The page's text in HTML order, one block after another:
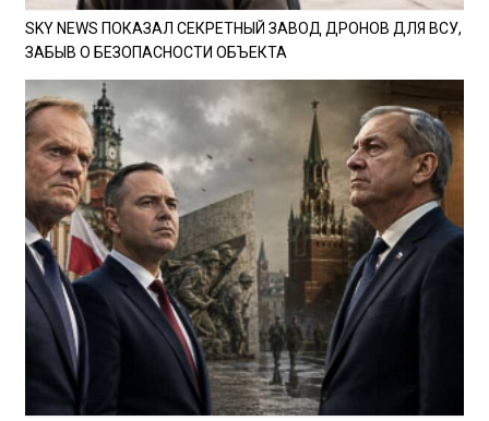
SKY NEWS ПОКАЗАЛ СЕКРЕТНЫЙ ЗАВОД ДРОНОВ ДЛЯ ВСУ,
ЗАБЫВ О БЕЗОПАСНОСТИ ОБЪЕКТА